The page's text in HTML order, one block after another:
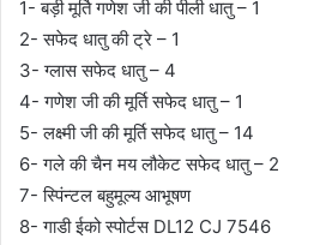
1- बड़ी मूर्ति गणेश जी की पीली धातु – 1
2- सफेद धातु की ट्रे – 1
3- ग्लास सफेद धातु – 4
4- गणेश जी की मूर्ति सफेद धातु – 1
5- लक्ष्मी जी की मूर्ति सफेद धातु – 14
6- गले की चैन मय लौकेट सफेद धातु – 2
7- स्पिंन्टल बहुमूल्य आभूषण
8- गाडी ईको स्पोर्टस DL12 CJ 7546